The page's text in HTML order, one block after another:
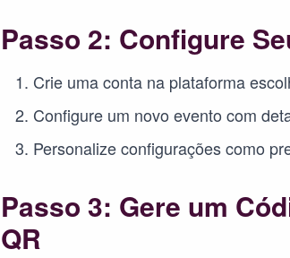
Passo 2: Configure
Crie uma conta na plataforma
Configure um novo evento com
Personalize configurações como
Passo 3: Gere um
QR